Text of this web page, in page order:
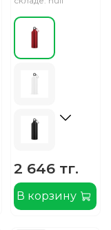
2 646 тг.
В корзину